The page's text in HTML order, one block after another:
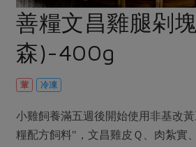
休閒零嘴 沖泡飲品
保健食品
家庭清潔 織品
漬物
涼拌沙拉
飲品
主題食譜
異國料理
議題活動
主婦聯盟X樂齡網特約優惠案
30%rPET紅烏龍茶
更多議題活動
廢核運動 能源議題
減添加物 減塑減廢
公益金
更多議題
生活者e週報
硝酸鹽檢驗
社員權益
合作社法規
選舉專區
善糧文昌雞腿剁
森)-400g
葷 冷凍
小雞飼養滿五週後開始使用非基改
糧配方飼料"，文昌雞皮Ｑ、肉紮實